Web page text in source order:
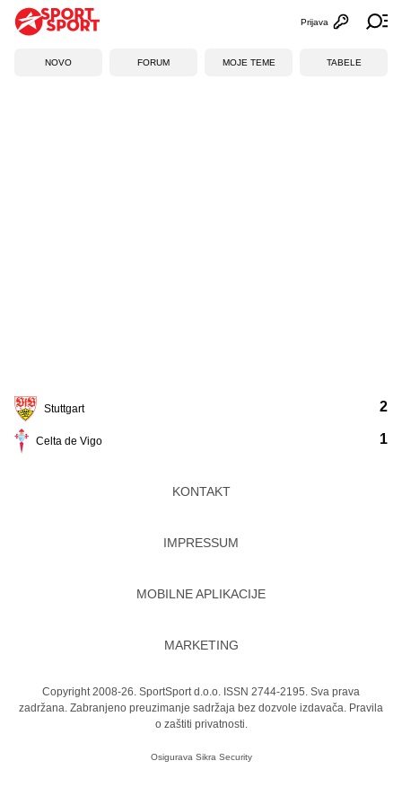
Otvori
Prijava
NOVO FORUM MOJE TEME TABELE
Stuttgart
Celta de Vigo
2
1
KONTAKT
IMPRESSUM
MOBILNE APLIKACIJE
MARKETING
Copyright 2008-26. SportSport d.o.o. ISSN 2744-2195. Sva prava
zadržana. Zabranjeno preuzimanje sadržaja bez dozvole izdavača. Pravila
o zaštiti privatnosti.
Osigurava Sikra Security